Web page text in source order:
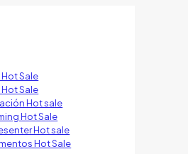
Sale
Sale
Hot sale
Hot Sale
Hot sale
Hot Sale